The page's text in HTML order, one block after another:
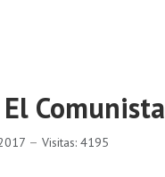
Comunista
Visitas: 4195